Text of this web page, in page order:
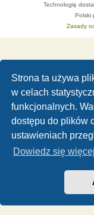
Strona ta używa
w celach
funkcjonalnych.
dostępu do plików
ustawieniach
Dowiedz się więcej
Technologię
Polski
Zasady